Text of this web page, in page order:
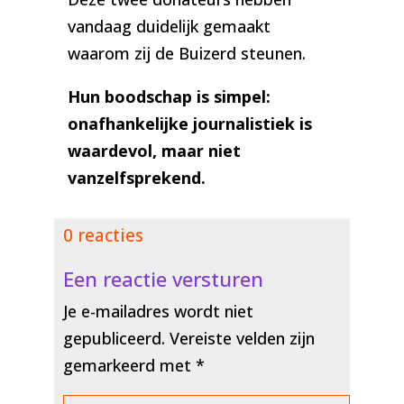
vandaag duidelijk gemaakt
waarom zij de Buizerd steunen.
Hun boodschap is simpel:
onafhankelijke journalistiek is
waardevol, maar niet
vanzelfsprekend.
0 reacties
Een reactie versturen
Je e-mailadres wordt niet
gepubliceerd. Vereiste velden zijn
gemarkeerd met *